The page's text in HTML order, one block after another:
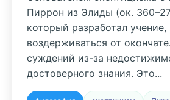
Пиррон из Элиды (ок.
который разработал
воздерживаться от
суждений из-за
достоверного знания. Это...